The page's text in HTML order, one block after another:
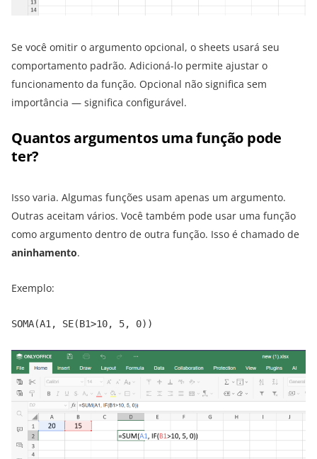
Se você omitir o argumento opcional, o sheets usará seu
comportamento padrão. Adicioná-lo permite ajustar o
funcionamento da função. Opcional não significa sem
importância — significa configurável.
Quantos argumentos uma função pode
ter?
Isso varia. Algumas funções usam apenas um argumento.
Outras aceitam vários. Você também pode usar uma função
como argumento dentro de outra função. Isso é chamado de
aninhamento.
Exemplo:
SOMA(A1, SE(B1>10, 5, 0))